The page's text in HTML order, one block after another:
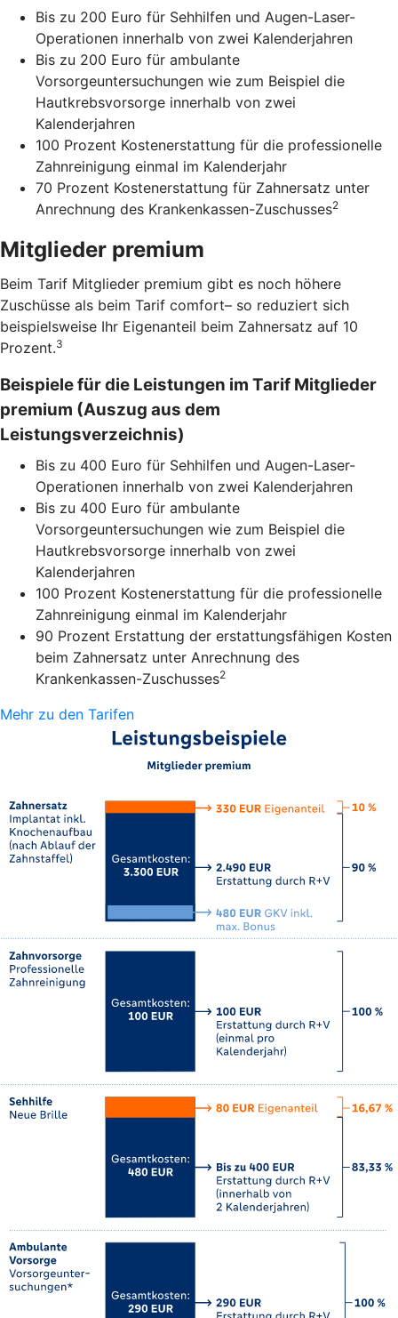
Bis zu 200 Euro für Sehhilfen und Augen-Laser-
Operationen innerhalb von zwei Kalenderjahren
Bis zu 200 Euro für ambulante
Vorsorgeuntersuchungen wie zum Beispiel die
Hautkrebsvorsorge innerhalb von zwei
Kalenderjahren
100 Prozent Kostenerstattung für die professionelle
Zahnreinigung einmal im Kalenderjahr
70 Prozent Kostenerstattung für Zahnersatz unter
Anrechnung des Krankenkassen-Zuschusses2
Mitglieder premium
Beim Tarif Mitglieder premium gibt es noch höhere
Zuschüsse als beim Tarif comfort– so reduziert sich
beispielsweise Ihr Eigenanteil beim Zahnersatz auf 10
Prozent.3
Beispiele für die Leistungen im Tarif Mitglieder
premium (Auszug aus dem
Leistungsverzeichnis)
Bis zu 400 Euro für Sehhilfen und Augen-Laser-
Operationen innerhalb von zwei Kalenderjahren
Bis zu 400 Euro für ambulante
Vorsorgeuntersuchungen wie zum Beispiel die
Hautkrebsvorsorge innerhalb von zwei
Kalenderjahren
100 Prozent Kostenerstattung für die professionelle
Zahnreinigung einmal im Kalenderjahr
90 Prozent Erstattung der erstattungsfähigen Kosten
beim Zahnersatz unter Anrechnung des
Krankenkassen-Zuschusses2
Mehr zu den Tarifen